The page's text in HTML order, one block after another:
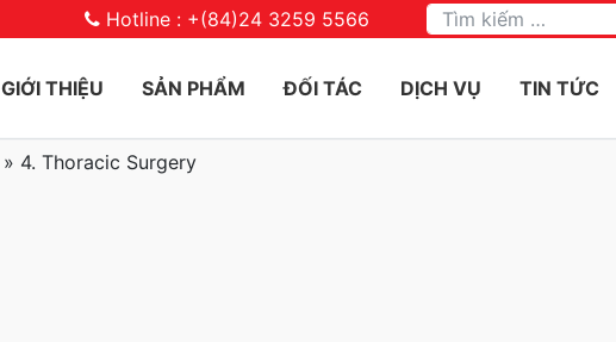
Hotline : +(84)24 3259 5566 Tìm kiếm
GIỚI THIỆU SẢN PHẨM ĐỐI TÁC DỊCH VỤ TIN TỨC
» 4. Thoracic Surgery